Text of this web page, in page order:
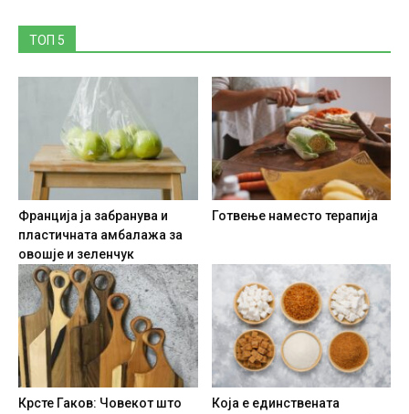
ТОП 5
Франција ја забранува и
пластичната амбалажа за
овошје и зеленчук
Готвење наместо терапија
Крсте Гаков: Човекот што
Која е единствената